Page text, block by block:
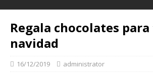
Regala chocolates
navidad
16/12/2019 administrator